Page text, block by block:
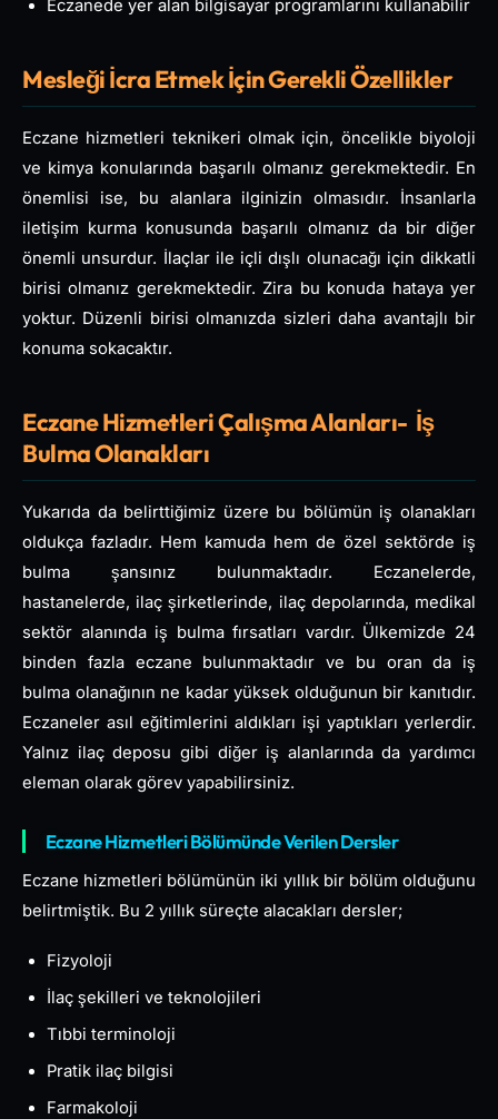
Eczanede yer alan bilgisayar programlarını kullanabilir
Mesleği İcra Etmek İçin Gerekli Özellikler
Eczane hizmetleri teknikeri olmak için, öncelikle biyoloji
ve kimya konularında başarılı olmanız gerekmektedir. En
önemlisi ise, bu alanlara ilginizin olmasıdır. İnsanlarla
iletişim kurma konusunda başarılı olmanız da bir diğer
önemli unsurdur. İlaçlar ile içli dışlı olunacağı için dikkatli
birisi olmanız gerekmektedir. Zira bu konuda hataya yer
yoktur. Düzenli birisi olmanızda sizleri daha avantajlı bir
konuma sokacaktır.
Eczane Hizmetleri Çalışma Alanları- İş
Bulma Olanakları
Yukarıda da belirttiğimiz üzere bu bölümün iş olanakları
oldukça fazladır. Hem kamuda hem de özel sektörde iş
bulma şansınız bulunmaktadır. Eczanelerde,
hastanelerde, ilaç şirketlerinde, ilaç depolarında, medikal
sektör alanında iş bulma fırsatları vardır. Ülkemizde 24
binden fazla eczane bulunmaktadır ve bu oran da iş
bulma olanağının ne kadar yüksek olduğunun bir kanıtıdır.
Eczaneler asıl eğitimlerini aldıkları işi yaptıkları yerlerdir.
Yalnız ilaç deposu gibi diğer iş alanlarında da yardımcı
eleman olarak görev yapabilirsiniz.
Eczane Hizmetleri Bölümünde Verilen Dersler
Eczane hizmetleri bölümünün iki yıllık bir bölüm olduğunu
belirtmiştik. Bu 2 yıllık süreçte alacakları dersler;
Fizyoloji
İlaç şekilleri ve teknolojileri
Tıbbi terminoloji
Pratik ilaç bilgisi
Farmakoloji